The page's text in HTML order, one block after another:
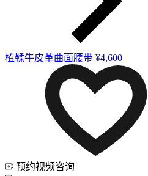
植鞣牛皮革曲面腰带 ¥4,600
预约视频咨询